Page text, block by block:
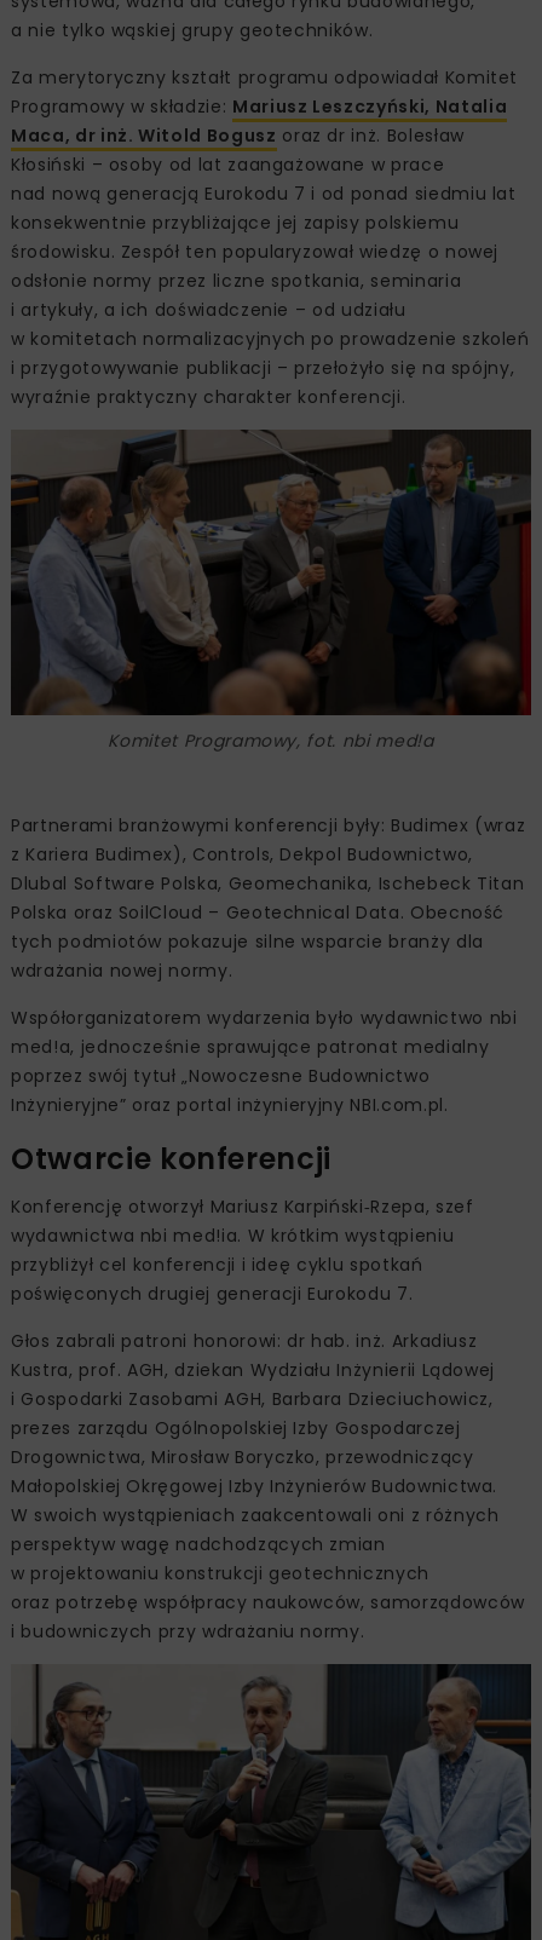
a nie tylko wąskiej grupy geotechników.
Za merytoryczny kształt programu odpowiadał Komitet
Programowy w składzie: Mariusz Leszczyński, Natalia
Maca, dr inż. Witold Bogusz oraz dr inż. Bolesław
Kłosiński – osoby od lat zaangażowane w prace
nad nową generacją Eurokodu 7 i od ponad siedmiu lat
konsekwentnie przybliżające jej zapisy polskiemu
środowisku. Zespół ten popularyzował wiedzę o nowej
odsłonie normy przez liczne spotkania, seminaria
i artykuły, a ich doświadczenie – od udziału
w komitetach normalizacyjnych po prowadzenie szkoleń
i przygotowywanie publikacji – przełożyło się na spójny,
wyraźnie praktyczny charakter konferencji.
Komitet Programowy, fot. nbi med!a
Partnerami branżowymi konferencji były: Budimex (wraz
z Kariera Budimex), Controls, Dekpol Budownictwo,
Dlubal Software Polska, Geomechanika, Ischebeck Titan
Polska oraz SoilCloud – Geotechnical Data. Obecność
tych podmiotów pokazuje silne wsparcie branży dla
wdrażania nowej normy.
Współorganizatorem wydarzenia było wydawnictwo nbi
med!a, jednocześnie sprawujące patronat medialny
poprzez swój tytuł „Nowoczesne Budownictwo
Inżynieryjne” oraz portal inżynieryjny NBI.com.pl.
Otwarcie konferencji
Konferencję otworzył Mariusz Karpiński‑Rzepa, szef
wydawnictwa nbi med!ia. W krótkim wystąpieniu
przybliżył cel konferencji i ideę cyklu spotkań
poświęconych drugiej generacji Eurokodu 7.
Głos zabrali patroni honorowi: dr hab. inż. Arkadiusz
Kustra, prof. AGH, dziekan Wydziału Inżynierii Lądowej
i Gospodarki Zasobami AGH, Barbara Dzieciuchowicz,
prezes zarządu Ogólnopolskiej Izby Gospodarczej
Drogownictwa, Mirosław Boryczko, przewodniczący
Małopolskiej Okręgowej Izby Inżynierów Budownictwa.
W swoich wystąpieniach zaakcentowali oni z różnych
perspektyw wagę nadchodzących zmian
w projektowaniu konstrukcji geotechnicznych
oraz potrzebę współpracy naukowców, samorządowców
i budowniczych przy wdrażaniu normy.